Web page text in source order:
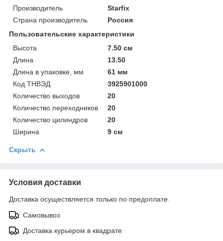
Производитель
Starfix
Страна производитель
Россия
Пользовательские характеристики
Высота
7.50 см
Длина
13.50
Длина в упаковке, мм
61 мм
Код ТНВЭД
3925901000
Количество выходов
20
Количество переходников
20
Количество цилиндров
20
Ширина
9 см
Скрыть
Условия доставки
Доставка осуществляется только по предоплате.
Самовывоз
Доставка курьером в квадрате